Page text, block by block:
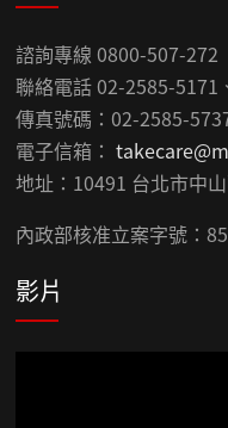
諮詢專線 0800-507-272
聯絡電話 02-2585-5171
傳真號碼：02-2585-
電子信箱：
地址：10491 台北市中
內政部核准立案字號：
影片